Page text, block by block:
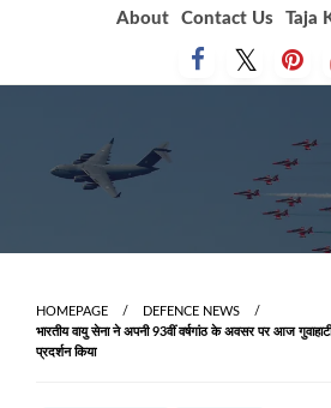
About Contact Us Taja
HOMEPAGE
DEFENCE NEWS
भारतीय वायु सेना ने अपनी 93वीं वर्षगांठ के अवसर पर आज
प्रदर्शन किया